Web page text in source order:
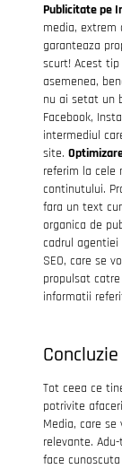
Publicitate pe
media, extrem
garanteaza
scurt! Acest
asemenea,
nu ai setat un
Facebook,
intermediul
site.
referim la cele
continutului.
fara un text
organica de
cadrul
SEO, care se
propulsat catre
informatii
Concluzie
Tot ceea ce
potrivite
Media, care
relevante.
face